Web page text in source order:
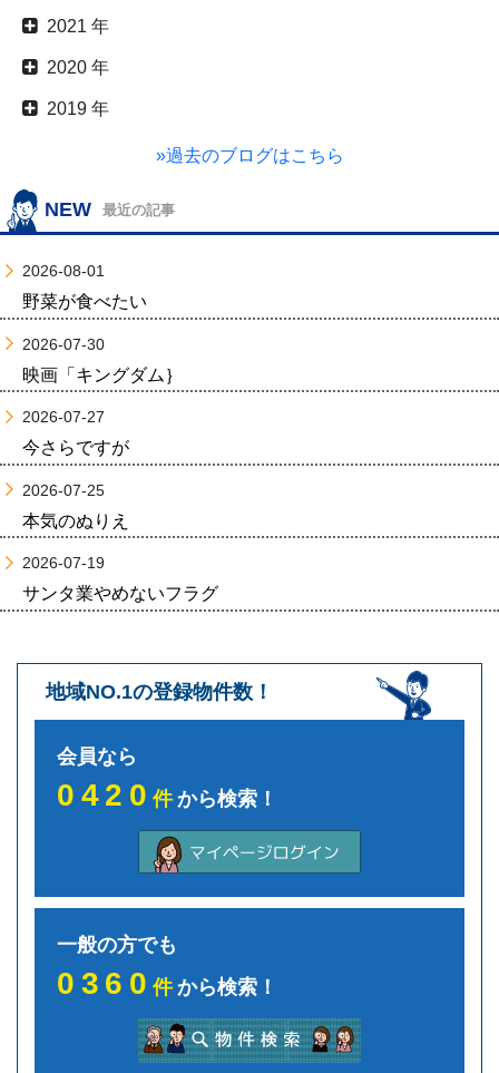
2021 年
2020 年
2019 年
»過去のブログはこちら
NEW 最近の記事
2026-08-01
野菜が食べたい
2026-07-30
映画「キングダム｝
2026-07-27
今さらですが
2026-07-25
本気のぬりえ
2026-07-19
サンタ業やめないフラグ
地域NO.1の登録物件数！
会員なら
0420件から検索！
一般の方でも
0360件から検索！